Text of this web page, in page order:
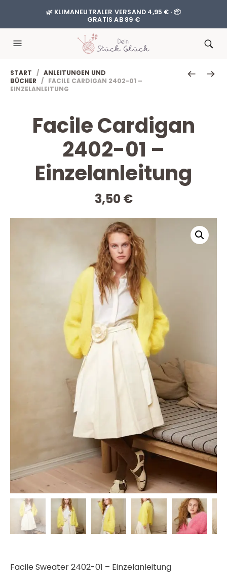
🌿 KLIMANEUTRALER VERSAND 4,95 € · 📦
GRATIS AB 89 €
START / ANLEITUNGEN UND
BÜCHER / FACILE CARDIGAN 2402-01 –
EINZELANLEITUNG
Facile Cardigan
2402-01 –
Einzelanleitung
3,50€
Facile Sweater 2402-01 – Einzelanleitung